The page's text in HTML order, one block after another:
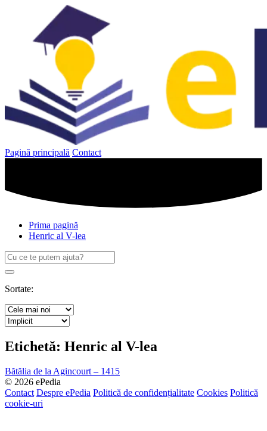
Pagină principală Contact
Prima pagină
Henric al V-lea
Caută
după:
Search
Sortate:
Etichetă: Henric al V-lea
Bătălia de la Agincourt – 1415
© 2026 ePedia
Contact Despre ePedia Politică de confidențialitate Cookies Politică
cookie-uri